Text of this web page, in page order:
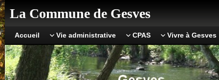
La Commune de Gesves
Accueil Vie administrative CPAS Vivre à Gesves